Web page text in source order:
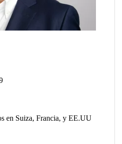
en Suiza, Francia, y EE.UU